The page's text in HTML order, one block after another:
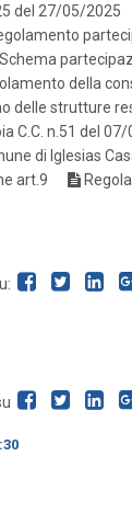
del 27/05/2025
Schema
della
delle strutture
C.C. n.51 del
di Iglesias
art.9